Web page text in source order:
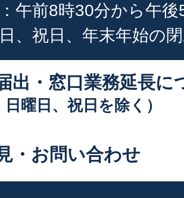
午前8時30分から午
、祝日、年末年始の
出・窓口業務延長に
日曜日、祝日を除く）
・お問い合わせ